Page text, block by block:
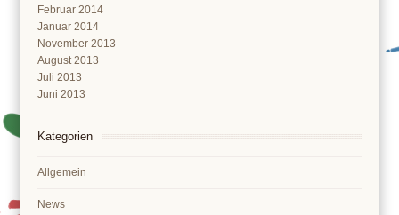
Februar 2014
Januar 2014
November 2013
August 2013
Juli 2013
Juni 2013
Kategorien
Allgemein
News